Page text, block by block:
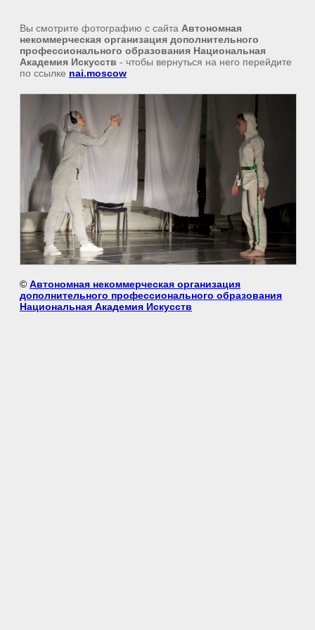
Вы смотрите фотографию с сайта Автономная
некоммерческая организация дополнительного
профессионального образования Национальная
Академия Искусств - чтобы вернуться на него перейдите
по ссылке nai.moscow
© Автономная некоммерческая организация
дополнительного профессионального образования
Национальная Академия Искусств